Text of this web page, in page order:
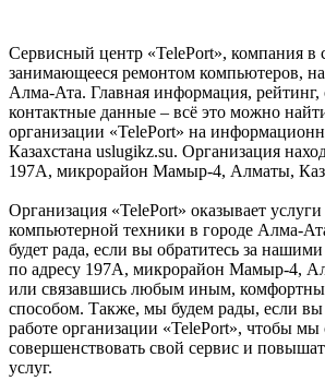
Сервисный центр «TelePort», компания в
занимающееся ремонтом компьютеров,
Алма-Ата. Главная информация,
контактные данные – всё это можно
организации «TelePort» на
Казахстана uslugikz.su. Организация
197А, микрорайон Мамыр-4, Алматы,
Организация «TelePort» оказывает
компьютерной техники в городе Алма-
будет рада, если вы обратитесь за
по адресу 197А, микрорайон Мамыр-4,
или связавшись любым иным,
способом. Также, мы будем рады, если вы
работе организации «TelePort», чтобы мы
совершенствовать свой сервис и
услуг.